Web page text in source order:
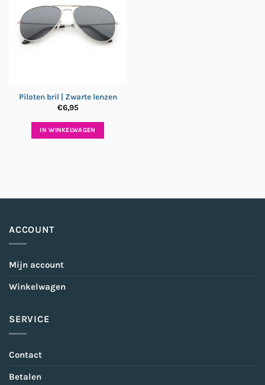
Piloten bril | Zwarte lenzen
€6,95
IN WINKELWAGEN
ACCOUNT
Mijn account
Winkelwagen
SERVICE
Contact
Betalen